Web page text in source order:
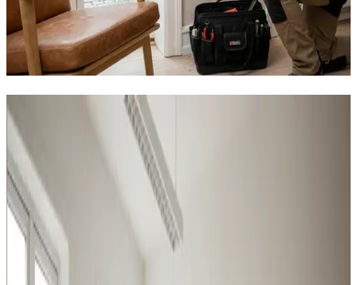
Erhvervs- og industriventilation i
Hornbæk
Fra svejserøgsudsugning til store centralanlæg: vi
dækker hele bredden af industri- og erhvervsventilation i
Hornbæk og omegn.
Procesventilation
Udsugning ved svejsning, slibning og kemikalier i
Hornbæk. Overholder Arbejdstilsynets krav.